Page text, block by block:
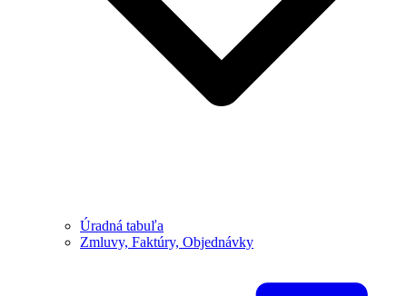
Úradná tabuľa
Zmluvy, Faktúry, Objednávky